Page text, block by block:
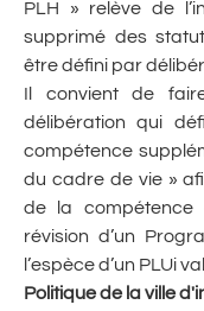
PLH » relève de
supprimé des
être défini par
Il convient de
délibération qui
compétence
du cadre de vie »
de la
révision d’un
l’espèce d’un PLUi
Politique de la ville